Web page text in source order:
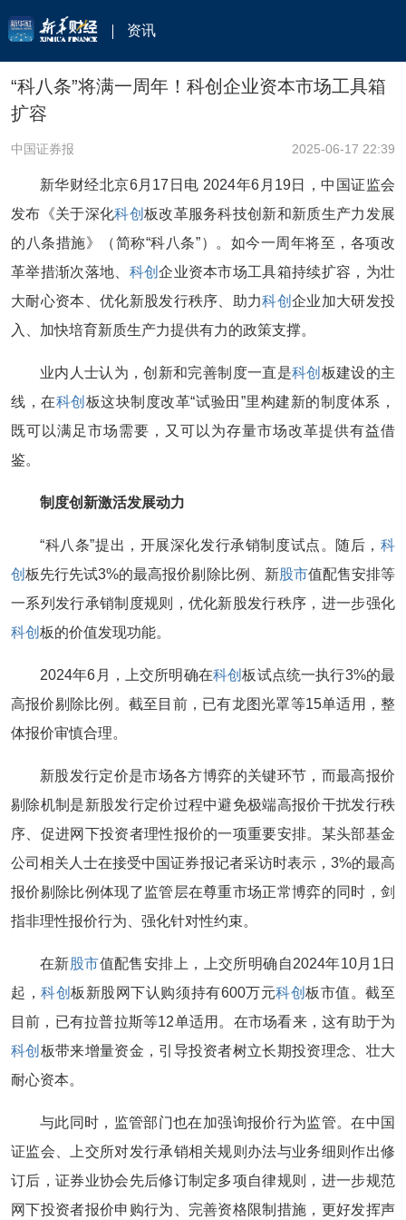
资讯
“科八条”将满一周年！科创企业资本市场工具箱
扩容
中国证券报 2025-06-17 22:39
新华财经北京6月17日电 2024年6月19日，中国证监会
发布《关于深化科创 板改革服务科技创新和新质生产力发展
的八条措施》（简称“科八条”）。如今一周年将至，各项改
革举措渐次落地、 科创企业资本市场工具箱持续扩容，为壮
大耐心资本、优化新股发行秩序、助力科创企业加大研发投
入、加快培育新质生产力提供有力的政策支撑。
业内人士认为，创新和完善制度一直是科创 板建设的主
线，在科创 板这块制度改革“试验田”里构建新的制度体系，
既可以满足市场需要，又可以为存量市场改革提供有益借
鉴。
制度创新激活发展动力
“科八条”提出，开展深化发行承销制度试点。随后， 科
创板先行先试3%的最高报价剔除比例、新股市值配售安排等
一系列发行承销制度规则，优化新股发行秩序，进一步强化
科创 板的价值发现功能。
2024年6月，上交所明确在科创板试点统一执行3%的最
高报价剔除比例。截至目前，已有龙图光罩等15单适用，整
体报价审慎合理。
新股发行定价是市场各方博弈的关键环节，而最高报价
剔除机制是新股发行定价过程中避免极端高报价干扰发行秩
序、促进网下投资者理性报价的一项重要安排。某头部基金
公司相关人士在接受中国证券报记者采访时表示，3%的最高
报价剔除比例体现了监管层在尊重市场正常博弈的同时，剑
指非理性报价行为、强化针对性约束。
在新 股市值配售安排上，上交所明确自2024年10月1日
起，科创板新股网下认购须持有600万元科创板市值。截至
目前，已有拉普拉斯等12单适用。在市场看来，这有助于为
科创 板带来增量资金，引导投资者树立长期投资理念、壮大
耐心资本。
与此同时，监管部门也在加强询报价行为监管。在中国
证监会、上交所对发行承销相关规则办法与业务细则作出修
订后，证券业协会先后修订制定多项自律规则，进一步规范
网下投资者报价申购行为、完善资格限制措施，更好发挥声